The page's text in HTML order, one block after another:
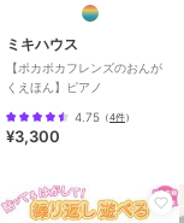
ミキハウス
【ポカポカフレンズのおんが
くえほん】ピアノ
4.75 （4件）
¥3,300